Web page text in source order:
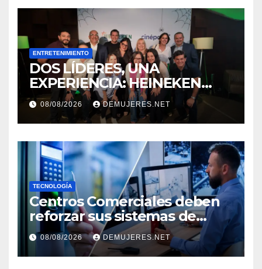
ENTRETENIMIENTO
DOS LÍDERES, UNA
EXPERIENCIA: HEINEKEN
PANAMÁ Y CINÉPOLIS
TRANSFORMAN LA FORMA
DE VIVIR EL CINE
08/08/2026 DEMUJERES.NET
TECNOLOGÍA
Centros Comerciales deben
reforzar sus sistemas de
seguridad ante el
incremento de visitantes por
el Décimo Tercer Mes
08/08/2026 DEMUJERES.NET